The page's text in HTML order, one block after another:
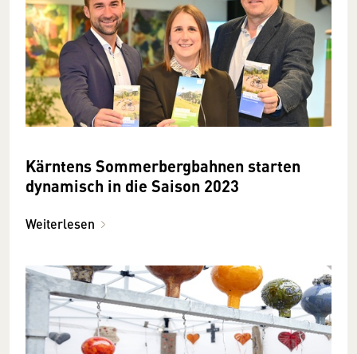
Kärntens Sommerbergbahnen starten
dynamisch in die Saison 2023
Weiterlesen